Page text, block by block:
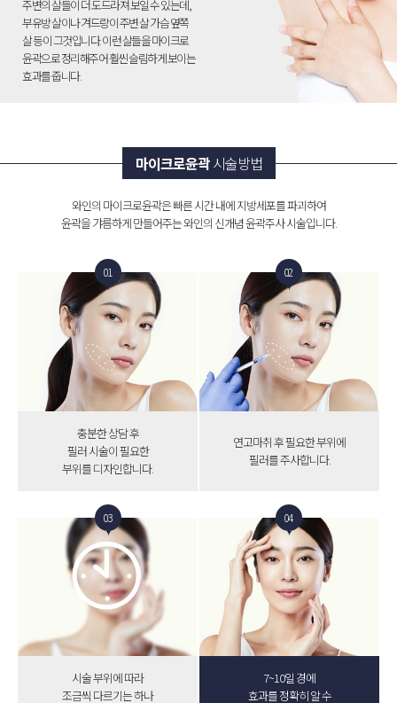
주변의 살들이 더 도드라져 보일 수 있는데,
부유방 살이나 겨드랑이 주변 살 가슴 옆쪽
살 등이 그것입니다. 이런 살들을 마이크로
윤곽으로 정리해주어 훨씬 슬림하게 보이는
효과를 줍니다.
마이크로윤곽시술방법
와인의 마이크로윤곽은 빠른 시간 내에 지방세포를 파괴하여
윤곽을 갸름하게 만들어주는 와인의 신개념 윤곽주사 시술입니다.
01
충분한 상담 후
필러 시술이 필요한
부위를 디자인합니다.
02
연고마취 후 필요한 부위에
필러를 주사합니다.
03
시술 부위에 따라
조금씩 다르기는 하나
04
7~10일 경에
효과를 정확히 알 수